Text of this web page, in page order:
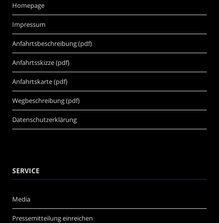
Homepage
Impressum
Anfahrtsbeschreibung (pdf)
Anfahrtsskizze (pdf)
Anfahrtskarte (pdf)
Wegbeschreibung (pdf)
Datenschutzerklärung
SERVICE
Media
Pressemitteilung einreichen